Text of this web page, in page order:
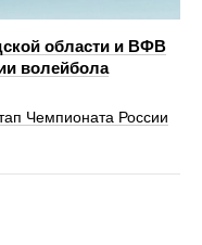
области и ВФВ
волейбола
Чемпионата России